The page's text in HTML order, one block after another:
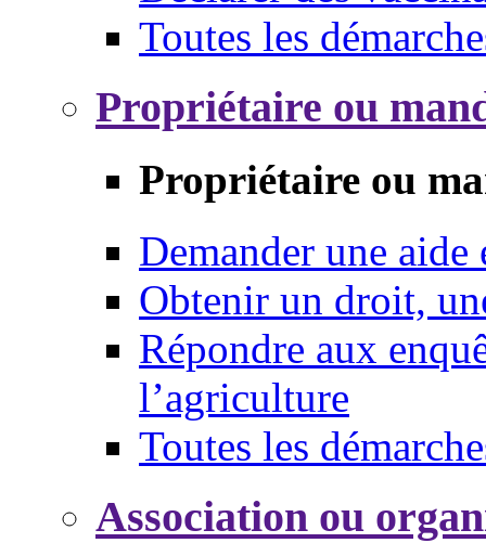
Toutes les
Propriétaire ou
Propriétaire ou
Demander une aide
Obtenir un droit,
Répondre aux
l’agriculture
Toutes les
Association ou